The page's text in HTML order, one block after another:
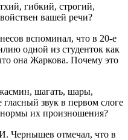
гибкий, строгий,
вашей речи?
вспоминал, что в 20-е
одной из студенток как
она Жаркова. Почему это
шагать, шары,
звук в первом слоге
их произношения?
Чернышев отмечал, что в